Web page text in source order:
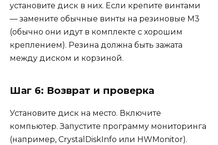
установите диск в них. Если крепите винтами
— замените обычные винты на резиновые M3
(обычно они идут в комплекте с хорошим
креплением). Резина должна быть зажата
между диском и корзиной.
Шаг 6: Возврат и проверка
Установите диск на место. Включите
компьютер. Запустите программу мониторинга
(например, CrystalDiskInfo или HWMonitor).